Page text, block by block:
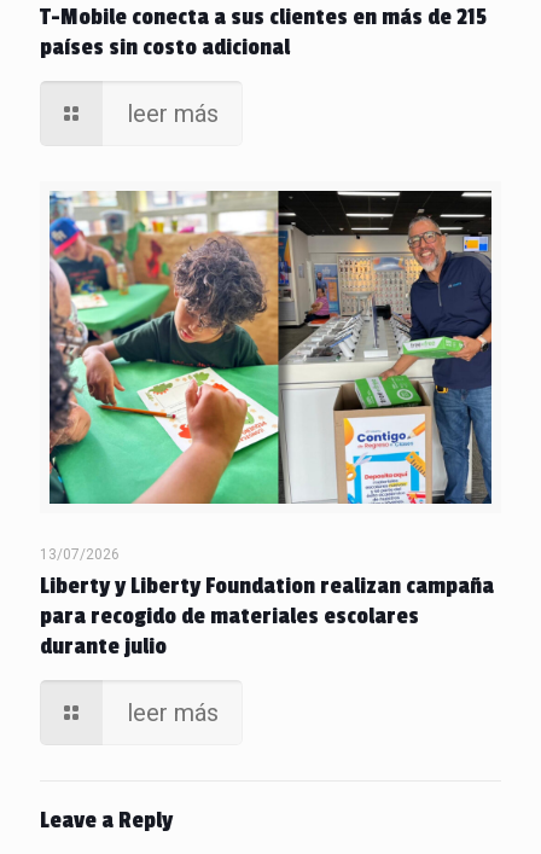
T-Mobile conecta a sus clientes en más de 215
países sin costo adicional
leer más
13/07/2026
Liberty y Liberty Foundation realizan campaña
para recogido de materiales escolares
durante julio
leer más
Leave a Reply